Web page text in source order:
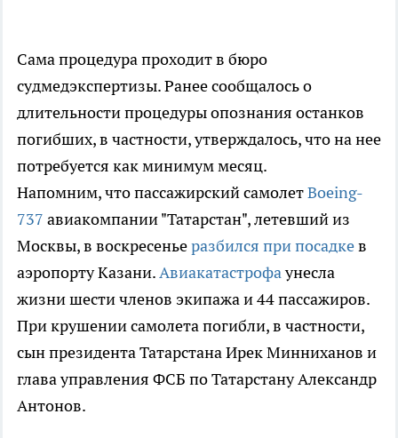
Сама процедура проходит в бюро
судмедэкспертизы. Ранее сообщалось о
длительности процедуры опознания останков
погибших, в частности, утверждалось, что на нее
потребуется как минимум месяц.
Напомним, что пассажирский самолетBoeing-
737 авиакомпании "Татарстан", летевший из
Москвы, в воскресеньеразбился при посадкев
аэропорту Казани.Авиакатастрофаунесла
жизни шести членов экипажа и 44 пассажиров.
При крушении самолета погибли, в частности,
сын президента Татарстана Ирек Минниханов и
глава управления ФСБ по Татарстану Александр
Антонов.